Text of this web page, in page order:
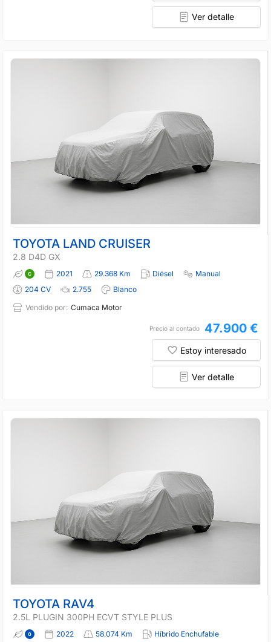
Ver detalle
TOYOTA LAND CRUISER
2.8 D4D GX
2021 29.368 Km Diésel
Manual
204 CV
2.755
Blanco
Vendido por: Cumaca Motor
Precio al contado 47.900 €
Estoy interesado
Ver detalle
TOYOTA RAV4
2.5L PLUGIN 300PH ECVT STYLE PLUS
2022 58.074 Km
Híbrido Enchufable